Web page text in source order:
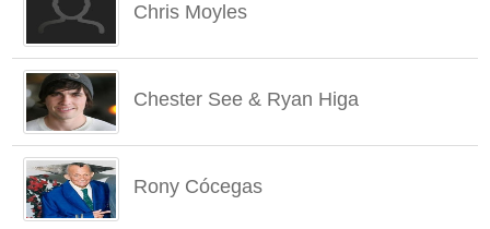
Chris Moyles
Chester See & Ryan Higa
Rony Cócegas